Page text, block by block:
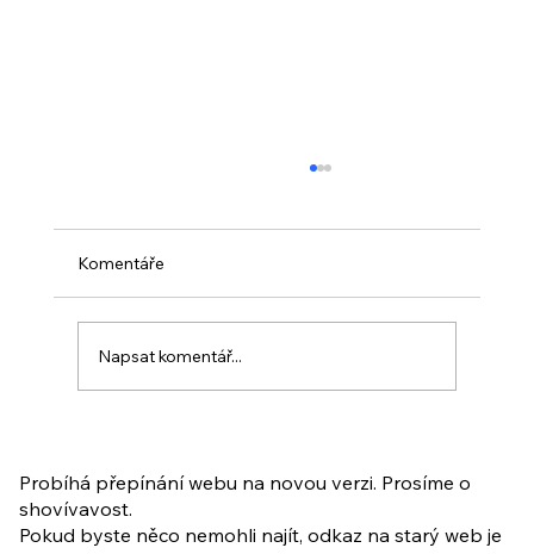
ukázkové lekce
Komentáře
Napsat komentář...
Probíhá přepínání webu na novou verzi. Prosíme o
shovívavost.
Pokud byste něco nemohli najít, odkaz na starý web je